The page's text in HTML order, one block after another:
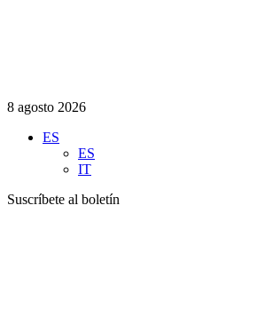
8 agosto 2026
ES
ES
IT
Suscríbete al boletín